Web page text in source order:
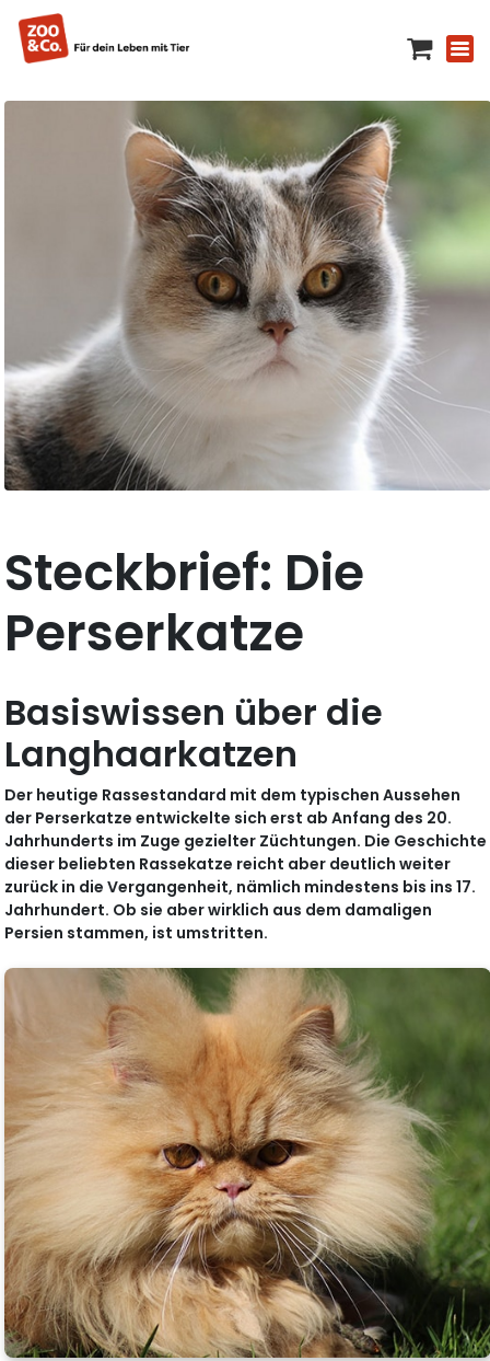
Steckbrief: Die
Perserkatze
Basiswissen über die
Langhaarkatzen
Der heutige Rassestandard mit dem typischen Aussehen
der Perserkatze entwickelte sich erst ab Anfang des 20.
Jahrhunderts im Zuge gezielter Züchtungen. Die Geschichte
dieser beliebten Rassekatze reicht aber deutlich weiter
zurück in die Vergangenheit, nämlich mindestens bis ins 17.
Jahrhundert. Ob sie aber wirklich aus dem damaligen
Persien stammen, ist umstritten.